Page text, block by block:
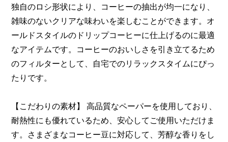
独自のロシ形状により、コーヒーの抽出が均一になり、
雑味のないクリアな味わいを楽しむことができます。オ
ールドスタイルのドリップコーヒーに仕上げるのに最適
なアイテムです。コーヒーのおいしさを引き立てるため
のフィルターとして、自宅でのリラックスタイムにぴっ
たりです。
【こだわりの素材】 高品質なペーパーを使用しており、
耐熱性にも優れているため、安心してご使用いただけま
す。さまざまなコーヒー豆に対応して、芳醇な香りをし